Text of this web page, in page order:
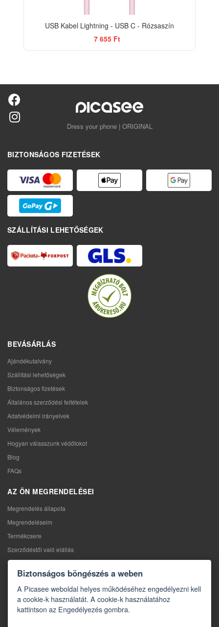
USB Kabel Lightning - USB C - Rózsaszín
7 655 Ft
Dress your phone | ORIGINAL
BIZTONSÁGOS FIZETÉSEK
SZÁLLÍTÁSI LEHETŐSÉGEK
BEVÁSÁRLÁS
Ajándékutalvány
Szállítási lehetőségek
Biztonságos fizetések
Általános szerződési feltételek
Adatvédelmi irányelvek
Vélemények
Hogyan válasszunk védőtokot
Blog
FAQs
AZ ÖN MEGRENDELÉSEI
Megrendelés állapota
Megrendeléseim
Termékcsere
Szerződéstől való elállás
Reklamáció
Kapcsolat
Kapcsolatfelvételi űrlap
Biztonságos böngészés a weben
A Picasee weboldal helyes működéséhez engedélyezni kell
a cookie-k használatát. A cookie-k használatához
kattintson az Engedélyezés gombra.